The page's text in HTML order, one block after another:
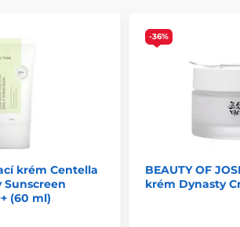
krém Centella
Sunscreen
(60 ml)
-36%
BEAUTY OF
krém Dynasty